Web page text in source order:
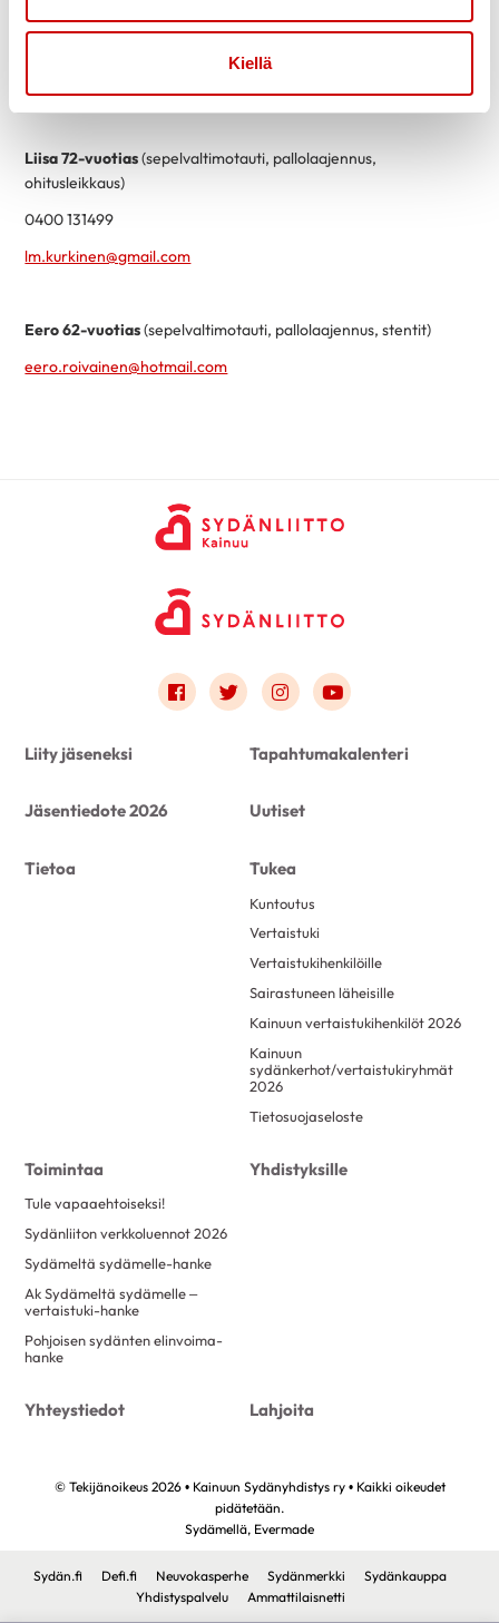
Kiellä
Liisa 72-vuotias(sepelvaltimotauti, pallolaajennus,
ohitusleikkaus)
0400 131499
lm.kurkinen@gmail.com
Eero 62-vuotias(sepelvaltimotauti, pallolaajennus, stentit)
eero.roivainen@hotmail.com
Link to facebook
Link to twitter
Link to instagram
Link to youtube
Liity jäseneksi Tapahtumakalenteri
Jäsentiedote 2026 Uutiset
Tietoa Tukea
Kuntoutus
Vertaistuki
Vertaistukihenkilöille
Sairastuneen läheisille
Kainuun vertaistukihenkilöt 2026
Kainuun
sydänkerhot/vertaistukiryhmät
2026
Tietosuojaseloste
Toimintaa
Tule vapaaehtoiseksi!
Sydänliiton verkkoluennot 2026
Sydämeltä sydämelle-hanke
Ak Sydämeltä sydämelle –
vertaistuki-hanke
Pohjoisen sydänten elinvoima-
hanke
Yhdistyksille
Yhteystiedot Lahjoita
© Tekijänoikeus 2026 • Kainuun Sydänyhdistys ry • Kaikki oikeudet
pidätetään.
Sydämellä, Evermade
Sydän.fi Defi.fi Neuvokasperhe Sydänmerkki
Sydänkauppa
Yhdistyspalvelu
Ammattilaisnetti